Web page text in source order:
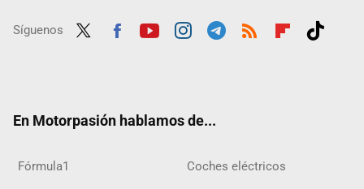
Síguenos
En Motorpasión hablamos de...
Fórmula1 Coches eléctricos